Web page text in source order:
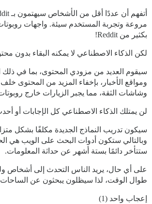
مروعة وتجربة المستخدم سيئة. واجهات
بكثير من Reddit!
لكن الذكاء الاصطناعي لا يمكنه البقاء بدون
سيقوم العديد من مزودي المحتوى، بما في ذلك
ومواقع الأخبار، بإخفاء المزيد من المحتوى
وشاشات الثقة، مما يجبر الزيارات خارج
لن يمتلك الذكاء الاصطناعي كل الإجابات أو
سيكون تدريب النماذج الجديدة مكلفًا بشكل
وبالتالي ستكون أدوات البحث على الويب هي
ستتأخر دائمًا بستة أشهر عن حداثة المعلومات.
على أي حال، يريد الناس التحدث إلى أشخاص
طوال الوقت، لذا سيظلون يبحثون عن الساحات
إعجاب واحد (1)